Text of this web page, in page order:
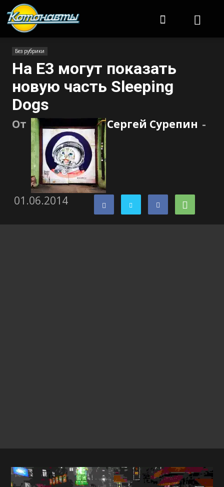
Без рубрики
На E3 могут показать
новую часть Sleeping
Dogs
От Сергей Сурепин -
01.06.2014